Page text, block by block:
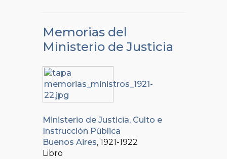
Memorias del
Ministerio de Justicia
Ministerio de Justicia, Culto e
Instrucción Pública
Buenos Aires, 1921-1922
Libro